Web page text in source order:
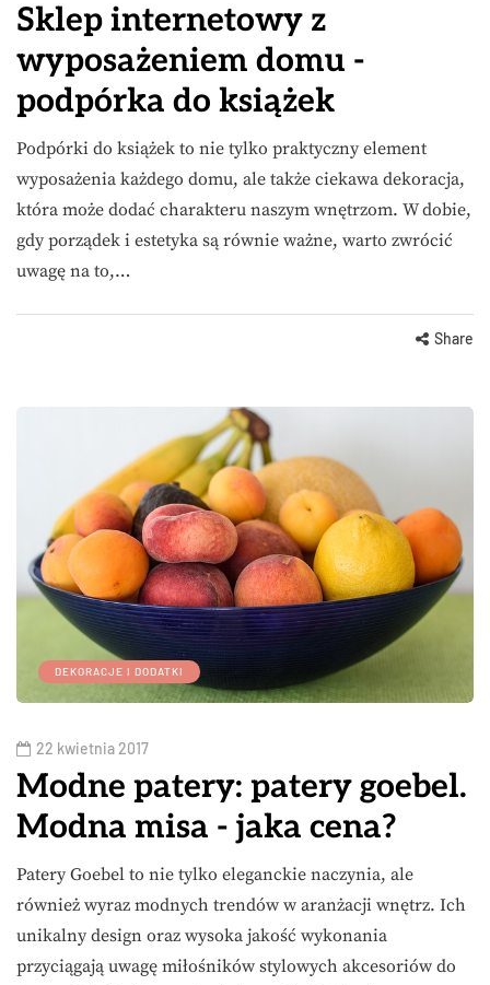
Sklep internetowy z
wyposażeniem domu -
podpórka do książek
Podpórki do książek to nie tylko praktyczny element
wyposażenia każdego domu, ale także ciekawa dekoracja,
która może dodać charakteru naszym wnętrzom. W dobie,
gdy porządek i estetyka są równie ważne, warto zwrócić
uwagę na to,…
Share
DEKORACJE I DODATKI
22 kwietnia 2017
Modne patery: patery goebel.
Modna misa - jaka cena?
Patery Goebel to nie tylko eleganckie naczynia, ale
również wyraz modnych trendów w aranżacji wnętrz. Ich
unikalny design oraz wysoka jakość wykonania
przyciągają uwagę miłośników stylowych akcesoriów do